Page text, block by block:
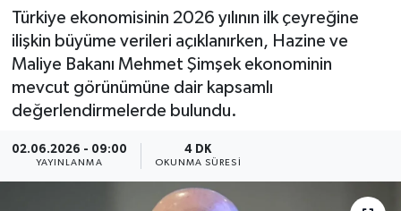
Türkiye ekonomisinin 2026 yılının ilk çeyreğine
ilişkin büyüme verileri açıklanırken, Hazine ve
Maliye Bakanı Mehmet Şimşek ekonominin
mevcut görünümüne dair kapsamlı
değerlendirmelerde bulundu.
02.06.2026 - 09:00
YAYINLANMA
4 DK
OKUNMA SÜRESI
KÜLTÜR SANAT
MAGAZİN
YEREL